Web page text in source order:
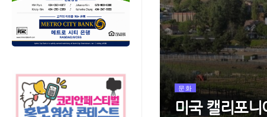
문화
미국 캘리포니